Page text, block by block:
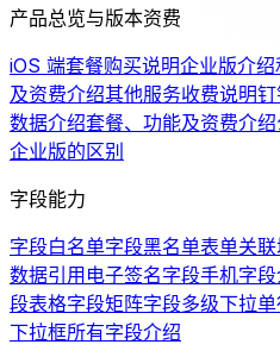
产品总览与版本资费
iOS 端套餐购买说明企业版介绍
及资费介绍其他服务收费说明
数据介绍套餐、功能及资费介绍
企业版的区别
字段能力
字段白名单字段黑名单表单关
数据引用电子签名字段手机字
段表格字段矩阵字段多级下拉
下拉框所有字段介绍